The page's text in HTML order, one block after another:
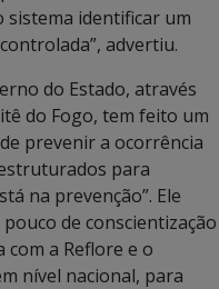
sistema identificar um
advertiu.
do Estado, através
do Fogo, tem feito um
prevenir a ocorrência
para
na prevenção”. Ele
de conscientização
a Reflore e o
nível nacional, para